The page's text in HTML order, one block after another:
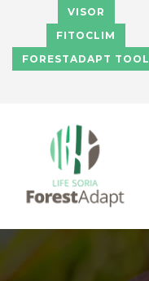
Pasar al contenido principal
VISOR
FITOCLIM
FORESTADAPT TOOL